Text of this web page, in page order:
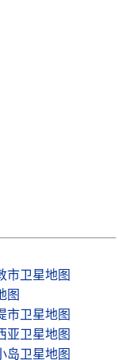
市卫星地图
图
市卫星地图
亚卫星地图
岛卫星地图